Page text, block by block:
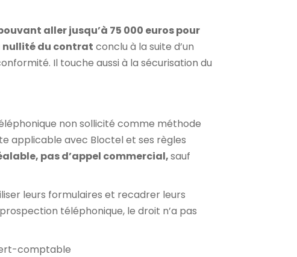
aller jusqu’à 75 000 euros pour
nullité du contrat conclu à la suite d’un
Il touche aussi à la sécurisation du
non sollicité comme méthode
applicable avec Bloctel et ses règles
pas d’appel commercial,sauf
leurs formulaires et recadrer leurs
téléphonique, le droit n’a pas
comptable